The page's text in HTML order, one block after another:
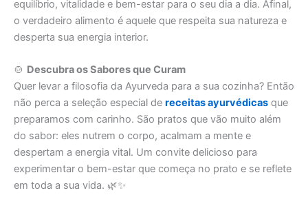
equilíbrio, vitalidade e bem-estar para o seu dia a dia. Afinal,
o verdadeiro alimento é aquele que respeita sua natureza e
desperta sua energia interior.
🍲 Descubra os Sabores que Curam
Quer levar a filosofia da Ayurveda para a sua cozinha? Então
não perca a seleção especial de receitas ayurvédicas que
preparamos com carinho. São pratos que vão muito além
do sabor: eles nutrem o corpo, acalmam a mente e
despertam a energia vital. Um convite delicioso para
experimentar o bem-estar que começa no prato e se reflete
em toda a sua vida. 🌿✨